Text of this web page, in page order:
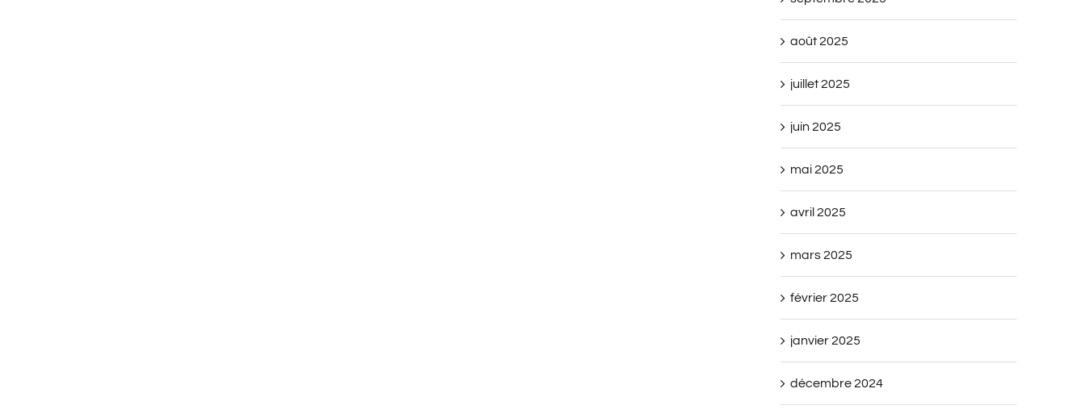
août 2025
juillet 2025
juin 2025
mai 2025
avril 2025
mars 2025
février 2025
janvier 2025
décembre 2024